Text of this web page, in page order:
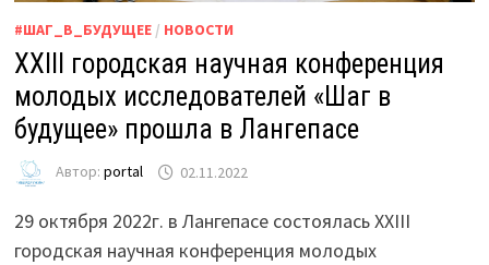
#ШАГ_В_БУДУЩЕЕ/ НОВОСТИ
XXIII городская научная конференция
молодых исследователей «Шаг в
будущее» прошла в Лангепасе
Автор: portal 02.11.2022
29 октября 2022г. в Лангепасе состоялась XXIII
городская научная конференция молодых